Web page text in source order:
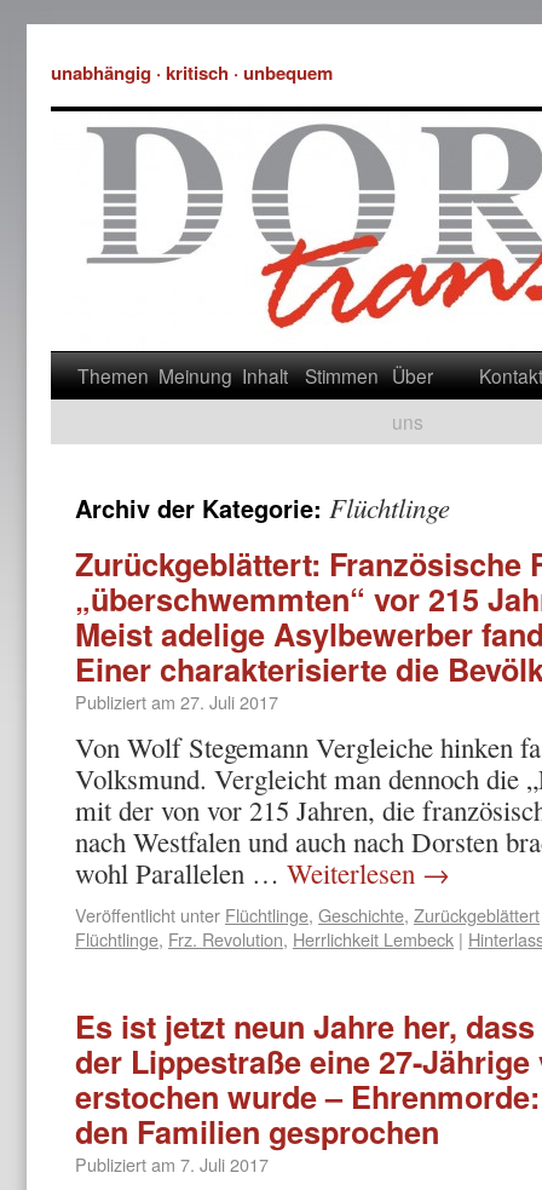
unabhängig · kritisch · unbequem
Themen Meinung Inhalt Stimmen Über
uns
Kontakt
Archiv der Kategorie: Flüchtlinge
Zurückgeblättert: Französische
„überschwemmten“ vor 215
Meist adelige Asylbewerber
Einer charakterisierte die
Publiziert am 27. Juli 2017
Von Wolf Stegemann Vergleiche hinken
Volksmund. Vergleicht man dennoch die
mit der von vor 215 Jahren, die
nach Westfalen und auch nach Dorsten
wohl Parallelen … Weiterlesen →
Veröffentlicht unter Flüchtlinge, Geschichte, Zurückgeblättert
Flüchtlinge, Frz. Revolution, Herrlichkeit Lembeck |
Es ist jetzt neun Jahre her,
der Lippestraße eine 27-
erstochen wurde –
den Familien gesprochen
Publiziert am 7. Juli 2017